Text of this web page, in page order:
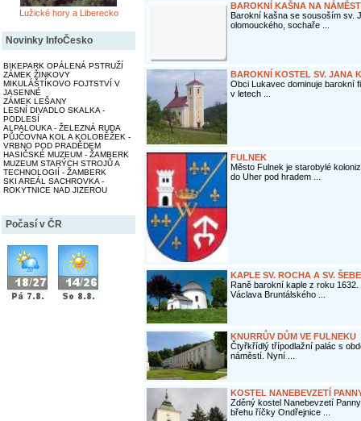
Lužické hory a Liberecko
Novinky InfoČesko
BIKEPARK OPÁLENÁ PSTRUŽÍ
ZÁMEK ŽINKOVY
MIKULÁŠTÍKOVO FOJTSTVÍ V
JASENNÉ
ZÁMEK LEŠANY
LESNÍ DIVADLO SKALKA -
PODLESÍ
ALPALOUKA - ŽELEZNÁ RUDA
PŮJČOVNA KOL A KOLOBĚŽEK -
VRBNO POD PRADĚDEM
HASIČSKÉ MUZEUM - ŽAMBERK
MUZEUM STARÝCH STROJŮ A
TECHNOLOGIÍ - ŽAMBERK
SKI AREÁL SACHROVKA -
ROKYTNICE NAD JIZEROU
Počasí v ČR
BAROKNÍ KAŠNA NA
Barokní kašna se sousoším sv.
olomouckého, sochaře ...
BAROKNÍ KOSTEL SV. JANA
Obci Lukavec dominuje barokní
v letech ...
FULNEK
Město Fulnek je starobylé
do Uher pod hradem ...
KAPLE SV. ROCHA A SV.
Raně barokní kaple z roku
Václava Bruntálského ...
KNURRŮV DŮM VE FULNEKU
Čtyřkřídlý třípodlažní palác s
náměstí. Nyní ...
KOSTEL NANEBEVZETÍ
Zděný kostel Nanebevzetí
břehu říčky Ondřejnice ...